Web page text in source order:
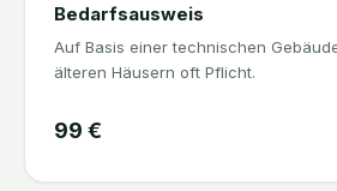
Bedarfsausweis
Auf Basis einer technischen
älteren Häusern oft Pflicht.
99 €